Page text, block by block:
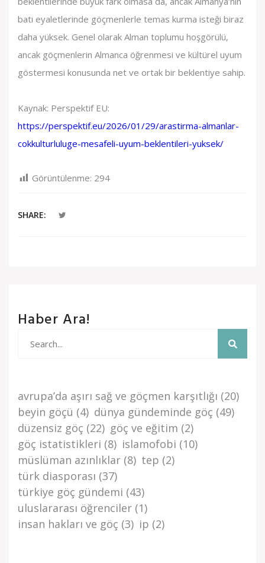
batı eyaletlerinde göçmenlerle temas kurma isteği biraz
daha yüksek. Genel olarak Alman toplumu hoşgörülü,
ancak göçmenlerin Almanca öğrenmesi ve kültürel uyum
göstermesi konusunda net ve ortak bir beklentiye sahip.
Kaynak: Perspektif EU:
https://perspektif.eu/2026/01/29/arastirma-almanlar-
cokkulturluluge-mesafeli-uyum-beklentileri-yuksek/
Görüntülenme: 294
SHARE:
Haber Ara!
avrupa’da aşiri sağ ve göçmen karşitliği (20)
beyi̇n göçü (4) dünya gündemi̇nde göç (49)
düzensi̇z göç (22) göç ve eği̇ti̇m (2)
göç i̇stati̇sti̇kleri̇ (8) islamofobi (10)
müslüman azınlıklar (8) tep (2)
türk di̇asporasi (37)
türki̇ye göç gündemi̇ (43)
uluslararası öğrenciler (1)
i̇nsan haklari ve göç (3) i̇p (2)